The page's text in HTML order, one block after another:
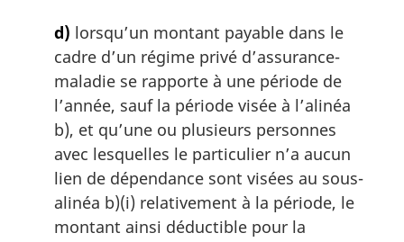
d) lorsqu’un montant payable dans le
cadre d’un régime privé d’assurance-
maladie se rapporte à une période de
l’année, sauf la période visée à l’alinéa
b), et qu’une ou plusieurs personnes
avec lesquelles le particulier n’a aucun
lien de dépendance sont visées au sous-
alinéa b)(i) relativement à la période, le
montant ainsi déductible pour la